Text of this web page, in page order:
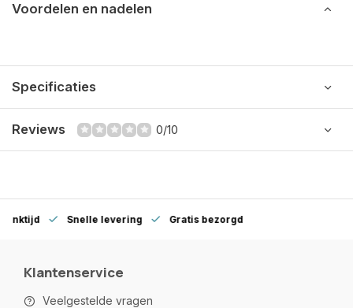
Voordelen en nadelen
Specificaties
Reviews 0/10
Snelle levering Gratis bezorgd
Klantenservice
Veelgestelde vragen